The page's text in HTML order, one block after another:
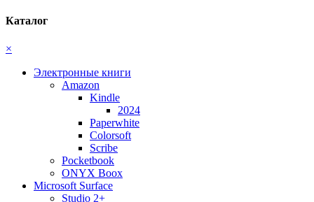
Каталог
×
Электронные книги
Amazon
Kindle
2024
Paperwhite
Colorsoft
Scribe
Pocketbook
ONYX Boox
Microsoft Surface
Studio 2+